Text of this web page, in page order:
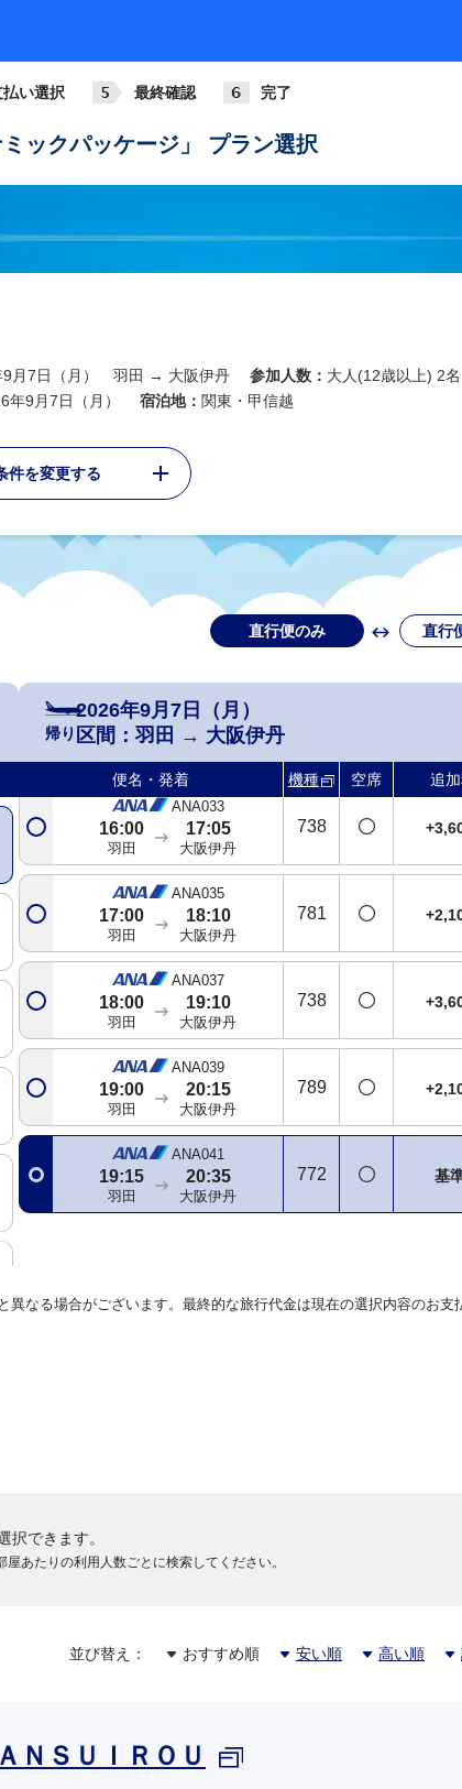
払い選択 最終確認 完了
ックパッケージ」 プラン選択
9月7日（月） 羽田 → 大阪伊丹 参加人数： 大人(12歳以上) 2名
年9月7日（月） 宿泊地： 関東・甲信越
件を変更する
直行便のみ 直行
帰り
2026年9月7日（月）
区間： 羽田 → 大阪伊丹
便名・発着 機種 空席 追
羽田 大阪伊丹
08:15
羽田
09:20
大阪伊丹
789
羽田 大阪伊丹
ANA021
11:00
羽田
12:05
大阪伊丹
ANA023
12:00
羽田
13:10
大阪伊丹
ANA025
13:00
羽田
738
ANA027
763
ANA031
14:50
羽田
15:55
大阪伊丹
ANA033
16:00
羽田
17:05
大阪伊丹
738
ANA035
17:00
羽田
18:10
大阪伊丹
781
ANA037
18:00
羽田
19:10
大阪伊丹
738
ANA039
19:00
羽田
20:15
大阪伊丹
789
ANA041
19:15
羽田
20:35
大阪伊丹
772 基
なる場合がございます。最終的な旅行代金は現在の選択内容のお支
択できます。
あたりの利用人数ごとに検索してください。
並び替え： おすすめ順 安い順 高い順
ＳＵＩＲＯＵ